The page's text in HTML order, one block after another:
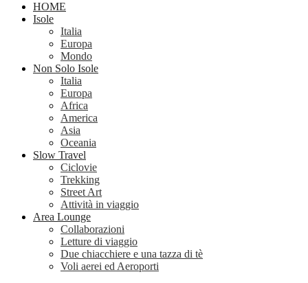
HOME
Isole
Italia
Europa
Mondo
Non Solo Isole
Italia
Europa
Africa
America
Asia
Oceania
Slow Travel
Ciclovie
Trekking
Street Art
Attività in viaggio
Area Lounge
Collaborazioni
Letture di viaggio
Due chiacchiere e una tazza di tè
Voli aerei ed Aeroporti